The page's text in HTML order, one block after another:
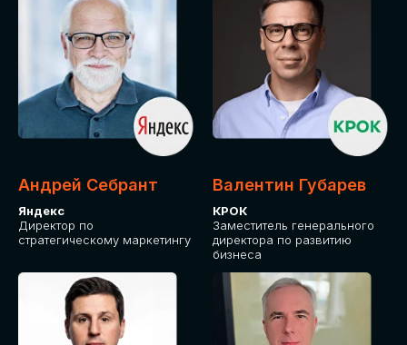
Андрей Себрант
Яндекс
Директор по
стратегическому маркетингу
Валентин Губарев
КРОК
Заместитель генерального
директора по развитию
бизнеса